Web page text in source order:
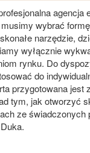
wybrać
narzędzie,
wyłącznie
rynku. Do
do
przygotowana
tym, jak otworzyć
ze